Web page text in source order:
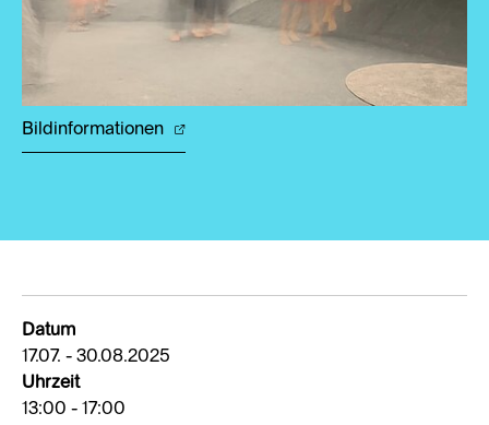
Bildinformationen
Datum
17.07. - 30.08.2025
Uhrzeit
13:00 - 17:00